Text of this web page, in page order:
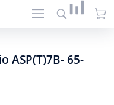
ASP(T)7B- 65-